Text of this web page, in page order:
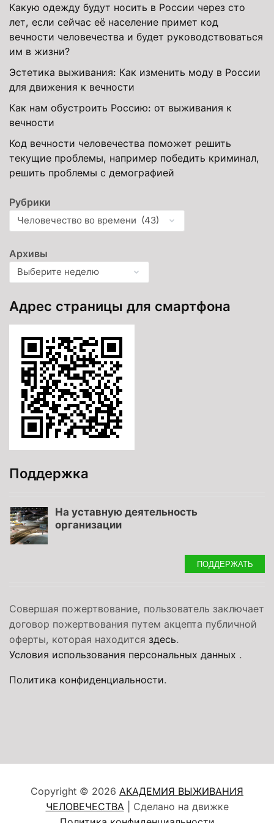
Какую одежду будут носить в России через сто
лет, если сейчас её население примет код
вечности человечества и будет руководствоваться
им в жизни?
Эстетика выживания: Как изменить моду в России
для движения к вечности
Как нам обустроить Россию: от выживания к
вечности
Код вечности человечества поможет решить
текущие проблемы, например победить криминал,
решить проблемы с демографией
Рубрики
Архивы
Адрес страницы для смартфона
Поддержка
На уставную деятельность
организации
ПОДДЕРЖАТЬ
Совершая пожертвование, пользователь заключает
договор пожертвования путем акцепта публичной
оферты, которая находится здесь.
Условия использования персональных данных .
Политика конфиденциальности.
Copyright © 2026 АКАДЕМИЯ ВЫЖИВАНИЯ
ЧЕЛОВЕЧЕСТВА| Сделано на движке